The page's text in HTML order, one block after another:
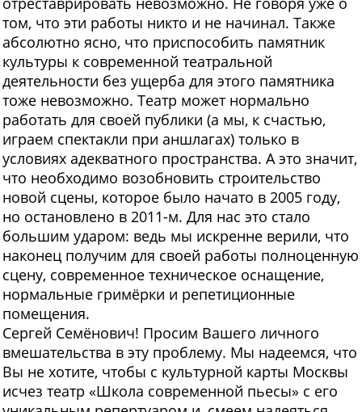
том, что эти работы никто и не начинал. Также
абсолютно ясно, что приспособить памятник
культуры к современной театральной
деятельности без ущерба для этого памятника
тоже невозможно. Театр может нормально
работать для своей публики (а мы, к счастью,
играем спектакли при аншлагах) только в
условиях адекватного пространства. А это значит,
что необходимо возобновить строительство
новой сцены, которое было начато в 2005 году,
но остановлено в 2011-м. Для нас это стало
большим ударом: ведь мы искренне верили, что
наконец получим для своей работы полноценную
сцену, современное техническое оснащение,
нормальные гримёрки и репетиционные
помещения.
Сергей Семёнович! Просим Вашего личного
вмешательства в эту проблему. Мы надеемся, что
Вы не хотите, чтобы с культурной карты Москвы
исчез театр «Школа современной пьесы» с его